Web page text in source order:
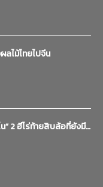
ลไม้ไทยไปจีน
น” 2 ฮีโร่ท้ายสิบล้อที่ยังมี…